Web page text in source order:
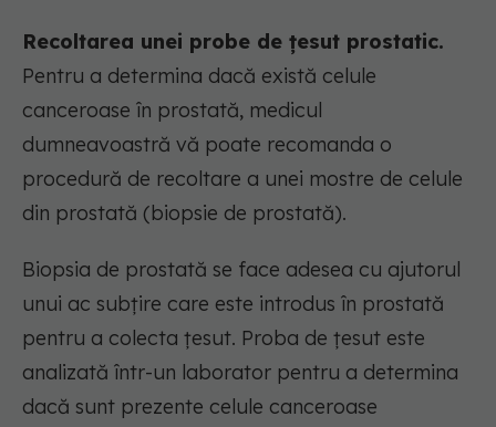
Recoltarea unei probe de țesut prostatic.
Pentru a determina dacă există celule
canceroase în prostată, medicul
dumneavoastră vă poate recomanda o
procedură de recoltare a unei mostre de celule
din prostată (biopsie de prostată).
Biopsia de prostată se face adesea cu ajutorul
unui ac subțire care este introdus în prostată
pentru a colecta țesut. Proba de țesut este
analizată într-un laborator pentru a determina
dacă sunt prezente celule canceroase